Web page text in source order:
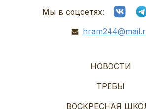
Мы в соцсетях:
НОВОСТИ
ТРЕБЫ
ВОСКРЕСНАЯ